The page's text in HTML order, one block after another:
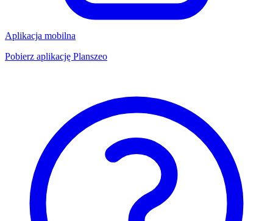
Aplikacja mobilna
Pobierz aplikację Planszeo